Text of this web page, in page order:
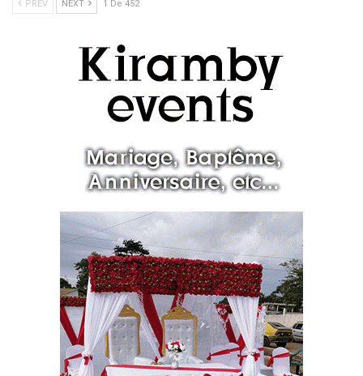
PREV NEXT 1 De 452